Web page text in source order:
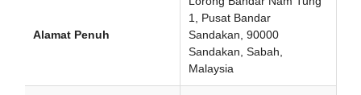
Alamat Penuh
1, Pusat Bandar
Sandakan, 90000
Sandakan, Sabah,
Malaysia